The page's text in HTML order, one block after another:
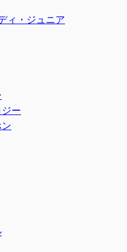
ィ・ジュニア
ー